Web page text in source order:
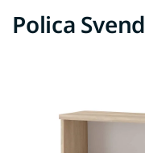
Polica Svend